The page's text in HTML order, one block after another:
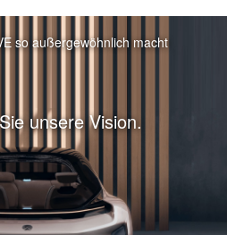
unsere Vision.
so außergewöhnlich macht